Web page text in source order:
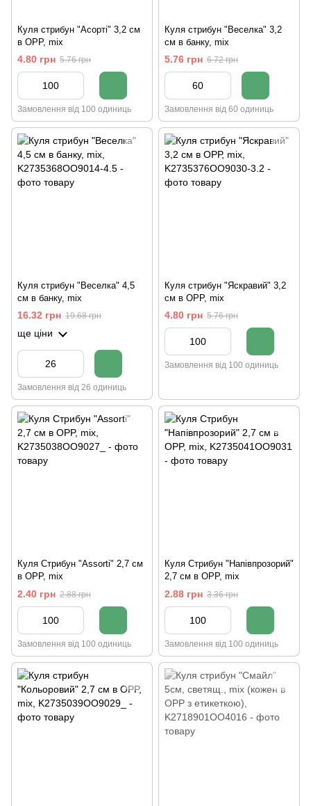
Куля стрибун "Асорті" 3,2 см
в OPP, mix
4.80 грн 5.76 грн
Замовлення від 100 одиниць
Куля стрибун "Веселка" 3,2
см в банку, mix
5.76 грн 6.72 грн
Замовлення від 60 одиниць
Куля стрибун "Веселка" 4,5
см в банку, mix
16.32 грн 19.68 грн
ще ціни
Замовлення від 26 одиниць
Куля стрибун "Яскравий" 3,2
см в ОРР, mix
4.80 грн 5.76 грн
Замовлення від 100 одиниць
Куля Стрибун "Assorti" 2,7 см
в OPP, mix
2.40 грн 2.88 грн
Замовлення від 100 одиниць
Куля Стрибун "Напівпрозорий"
2,7 см в OPP, mix
2.88 грн 3.36 грн
Замовлення від 100 одиниць